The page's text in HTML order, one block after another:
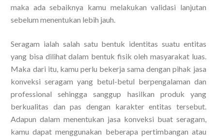
maka ada sebaiknya kamu melakukan validasi lanjutan
sebelum menentukan lebih jauh.
Seragam ialah salah satu bentuk identitas suatu entitas
yang bisa dilihat dalam bentuk fisik oleh masyarakat luas.
Maka dari itu, kamu perlu bekerja sama dengan pihak jasa
konveksi seragam yang betul-betul berpengalaman dan
professional sehingga sanggup hasilkan produk yang
berkualitas dan pas dengan karakter entitas tersebut.
Adapun dalam menentukan jasa konveksi buat seragam,
kamu dapat menggunakan beberapa pertimbangan atau